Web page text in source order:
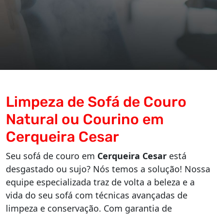
Limpeza de Sofá de Couro
Natural ou Courino em
Cerqueira Cesar
Seu sofá de couro em Cerqueira Cesar está
desgastado ou sujo? Nós temos a solução! Nossa
equipe especializada traz de volta a beleza e a
vida do seu sofá com técnicas avançadas de
limpeza e conservação. Com garantia de